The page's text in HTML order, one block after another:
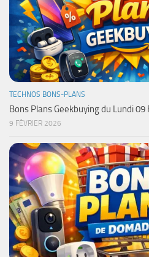
TECHNOS BONS-PLANS
Bons Plans Geekbuying du Lundi 09
9 FÉVRIER 2026